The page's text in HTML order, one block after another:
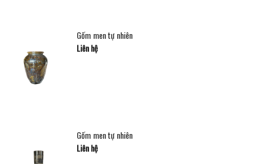
Gốm men tự nhiên
Liên hệ
Gốm men tự nhiên
Liên hệ